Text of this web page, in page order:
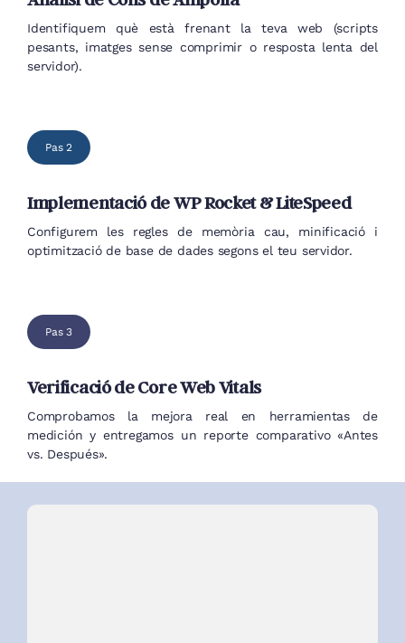
Identifiquem què està frenant la teva web (scripts
pesants, imatges sense comprimir o resposta lenta del
servidor).
Pas 2
Implementació de WP Rocket & LiteSpeed
Configurem les regles de memòria cau, minificació i
optimització de base de dades segons el teu servidor.
Pas 3
Verificació de Core Web Vitals
Comprobamos la mejora real en herramientas de
medición y entregamos un reporte comparativo «Antes
vs. Después».